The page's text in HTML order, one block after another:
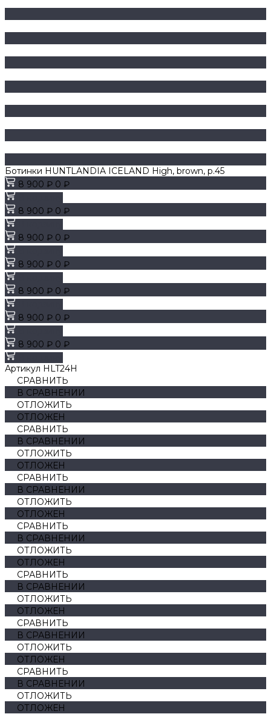
Ботинки HUNTLANDIA ICELAND High, brown, р.45
8 900 ₽ 0 ₽
8 900 ₽ 0 ₽
8 900 ₽ 0 ₽
8 900 ₽ 0 ₽
8 900 ₽ 0 ₽
8 900 ₽ 0 ₽
8 900 ₽ 0 ₽
Артикул HLT24H
СРАВНИТЬ
В СРАВНЕНИИ
ОТЛОЖИТЬ
ОТЛОЖЕН
СРАВНИТЬ
В СРАВНЕНИИ
ОТЛОЖИТЬ
ОТЛОЖЕН
СРАВНИТЬ
В СРАВНЕНИИ
ОТЛОЖИТЬ
ОТЛОЖЕН
СРАВНИТЬ
В СРАВНЕНИИ
ОТЛОЖИТЬ
ОТЛОЖЕН
СРАВНИТЬ
В СРАВНЕНИИ
ОТЛОЖИТЬ
ОТЛОЖЕН
СРАВНИТЬ
В СРАВНЕНИИ
ОТЛОЖИТЬ
ОТЛОЖЕН
СРАВНИТЬ
В СРАВНЕНИИ
ОТЛОЖИТЬ
ОТЛОЖЕН